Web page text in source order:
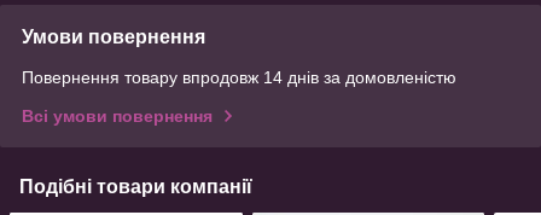
Умови повернення
Повернення товару впродовж 14 днів за домовленістю
Всі умови повернення
Подібні товари компанії